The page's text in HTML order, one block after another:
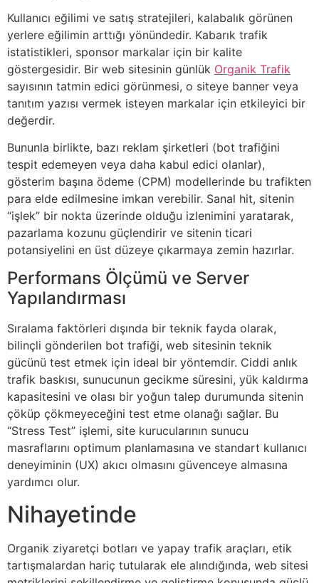
Kullanıcı eğilimi ve satış stratejileri, kalabalık görünen
yerlere eğilimin arttığı yönündedir. Kabarık trafik
istatistikleri, sponsor markalar için bir kalite
göstergesidir. Bir web sitesinin günlük Organik Trafik
sayısının tatmin edici görünmesi, o siteye banner veya
tanıtım yazısı vermek isteyen markalar için etkileyici bir
değerdir.
Bununla birlikte, bazı reklam şirketleri (bot trafiğini
tespit edemeyen veya daha kabul edici olanlar),
gösterim başına ödeme (CPM) modellerinde bu trafikten
para elde edilmesine imkan verebilir. Sanal hit, sitenin
“işlek” bir nokta üzerinde olduğu izlenimini yaratarak,
pazarlama kozunu güçlendirir ve sitenin ticari
potansiyelini en üst düzeye çıkarmaya zemin hazırlar.
Performans Ölçümü ve Server
Yapılandırması
Sıralama faktörleri dışında bir teknik fayda olarak,
bilinçli gönderilen bot trafiği, web sitesinin teknik
gücünü test etmek için ideal bir yöntemdir. Ciddi anlık
trafik baskısı, sunucunun gecikme süresini, yük kaldırma
kapasitesini ve olası bir yoğun talep durumunda sitenin
çöküp çökmeyeceğini test etme olanağı sağlar. Bu
“Stress Test” işlemi, site kurucularının sunucu
masraflarını optimum planlamasına ve standart kullanıcı
deneyiminin (UX) akıcı olmasını güvenceye almasına
yardımcı olur.
Nihayetinde
Organik ziyaretçi botları ve yapay trafik araçları, etik
tartışmalardan hariç tutularak ele alındığında, web sitesi